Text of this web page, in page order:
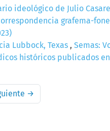
ideológico de Julio
grafema-
Lubbock, Texas , Semas:
históricos publicados
→